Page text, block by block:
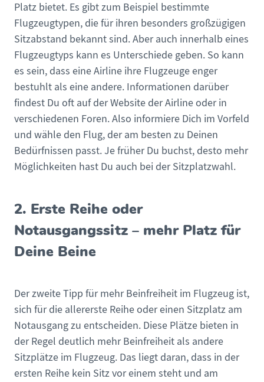
Platz bietet. Es gibt zum Beispiel bestimmte
Flugzeugtypen, die für ihren besonders großzügigen
Sitzabstand bekannt sind. Aber auch innerhalb eines
Flugzeugtyps kann es Unterschiede geben. So kann
es sein, dass eine Airline ihre Flugzeuge enger
bestuhlt als eine andere. Informationen darüber
findest Du oft auf der Website der Airline oder in
verschiedenen Foren. Also informiere Dich im Vorfeld
und wähle den Flug, der am besten zu Deinen
Bedürfnissen passt. Je früher Du buchst, desto mehr
Möglichkeiten hast Du auch bei der Sitzplatzwahl.
2. Erste Reihe oder
Notausgangssitz – mehr Platz für
Deine Beine
Der zweite Tipp für mehr Beinfreiheit im Flugzeug ist,
sich für die allererste Reihe oder einen Sitzplatz am
Notausgang zu entscheiden. Diese Plätze bieten in
der Regel deutlich mehr Beinfreiheit als andere
Sitzplätze im Flugzeug. Das liegt daran, dass in der
ersten Reihe kein Sitz vor einem steht und am